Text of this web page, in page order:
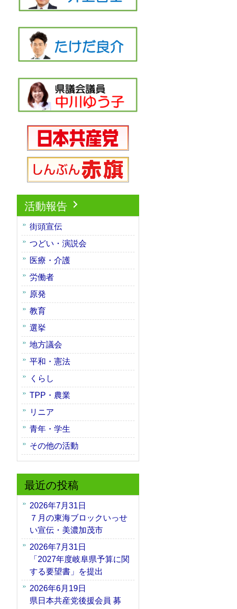
活動報告
街頭宣伝
つどい・演説会
医療・介護
労働者
原発
教育
選挙
地方議会
平和・憲法
くらし
TPP・農業
リニア
青年・学生
その他の活動
最近の投稿
2026年7月31日
７月の東海ブロックいっせ
い宣伝・美濃加茂市
2026年7月31日
「2027年度岐阜県予算に関
する要望書」を提出
2026年6月19日
県日本共産党後援会員 募